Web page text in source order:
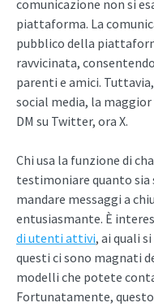
comunicazione non si
piattaforma. La
pubblico della
ravvicinata,
parenti e amici.
social media, la
DM su Twitter, ora X.
Chi usa la funzione di
testimoniare quanto sia
mandare messaggi a
entusiasmante. È
di utenti attivi, ai quali
questi ci sono magnati
modelli che potete
Fortunatamente,